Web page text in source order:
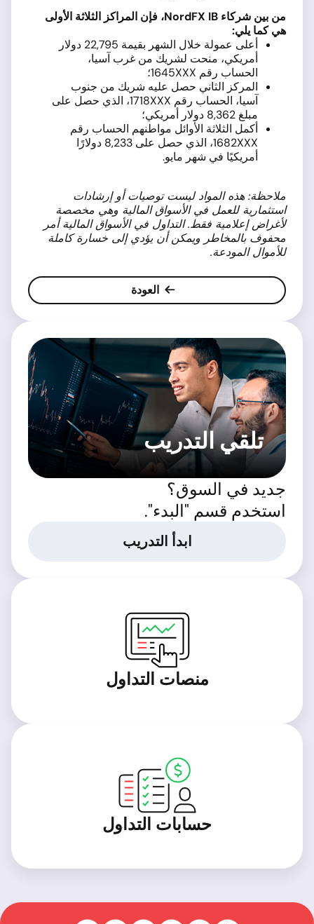
من بين شركاء
، فإن المراكز الثلاثة الأولى
هي كما يلي:
أعلى عمولة خلال الشهر بقيمة 22,795 دولار
أمريكي، منحت لشريك من غرب آسيا،
الحساب رقم 1645XXX؛
المركز الثاني حصل عليه شريك من جنوب
آسيا، الحساب رقم 1718XXX، الذي حصل على
مبلغ 8,362 دولار أمريكي؛
أكمل الثلاثة الأوائل مواطنهم الحساب رقم
1682XXX، الذي حصل على 8,233 دولارًا
أمريكيًا في شهر مايو.
ملاحظة: هذه المواد ليست توصيات أو إرشادات
استثمارية للعمل في الأسواق المالية وهي مخصصة
لأغراض إعلامية فقط. التداول في الأسواق المالية أمر
محفوف بالمخاطر ويمكن أن يؤدي إلى خسارة كاملة
للأموال المودعة.
العودة
تلقي التدريب
جديد في السوق؟
استخدم قسم "البدء".
ابدأ التدريب
منصات التداول
حسابات التداول